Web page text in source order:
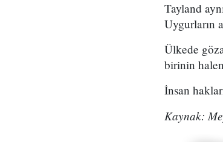
Tayland
Uygurların
Ülkede
birinin
İnsan
Kaynak: